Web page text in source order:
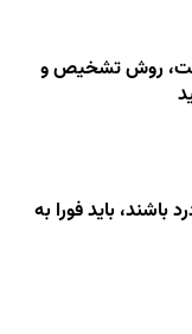
روش تشخیص و
باشند، باید فورا به